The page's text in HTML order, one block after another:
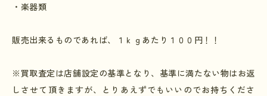
・楽器類
販売出来るものであれば、１ｋｇあたり１００円！！
※買取査定は店舗設定の基準となり、基準に満たない物はお返
しさせて頂きますが、とりあえずでもいいのでお持ちくださ